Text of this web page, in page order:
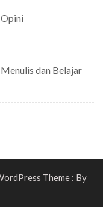
dan Belajar
Theme : By